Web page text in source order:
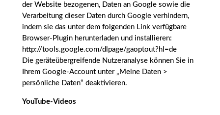
der Website bezogenen, Daten an Google sowie die
Verarbeitung dieser Daten durch Google verhindern,
indem sie das unter dem folgenden Link verfügbare
Browser-Plugin herunterladen und installieren:
http://tools.google.com/dlpage/gaoptout?hl=de
Die geräteübergreifende Nutzeranalyse können Sie in
Ihrem Google-Account unter „Meine Daten >
persönliche Daten“ deaktivieren.
YouTube-Videos